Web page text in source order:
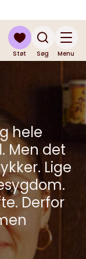
Søg
Støt Menu
hele
Men det
Lige
Derfor